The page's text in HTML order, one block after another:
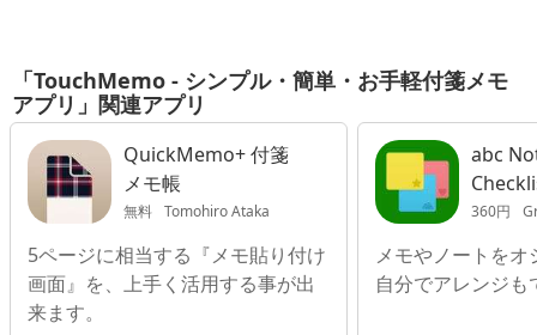
「TouchMemo - シンプル・簡単・お手軽付箋メモ
アプリ」関連アプリ
QuickMemo+ 付箋
メモ帳
無料 Tomohiro Ataka
5ページに相当する『メモ貼り付け
画面』を、上手く活用する事が出
来ます。
abc
Note
360円
メモやノートを
自分でアレンジも